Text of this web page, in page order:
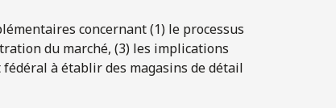
concernant (1) le processus
du marché, (3) les implications
à établir des magasins de détail